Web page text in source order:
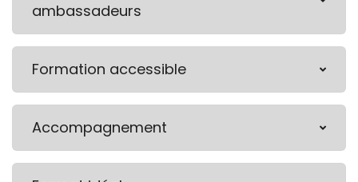
ambassadeurs
Formation accessible
Accompagnement